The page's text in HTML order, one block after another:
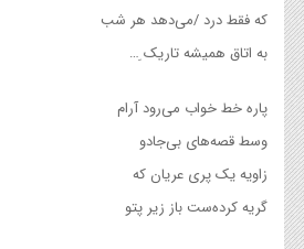
که فقط درد /می‌دهد هر شب
به اتاق همیشه تاریک ِ…
پاره خط خواب می‌رود آرام
وسط قصه‌های بی‌جادو
زاویه یک پری عریان که
گریه کرده‌ست باز زیر پتو